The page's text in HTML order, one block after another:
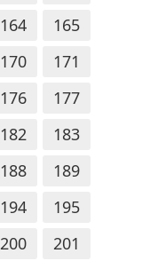
164
165
170
171
176
177
182
183
188
189
194
195
200
201